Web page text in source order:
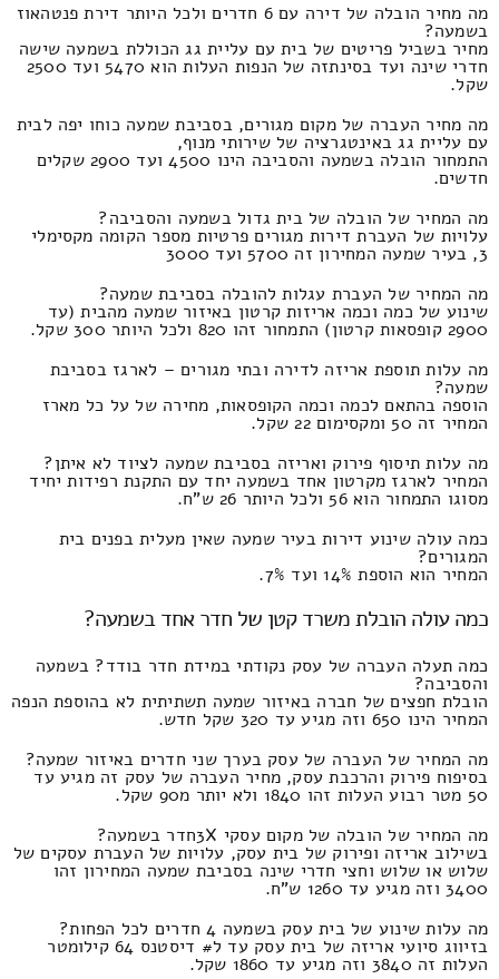
מה מחיר הובלה של דירה עם 6 חדרים ולכל היותר דירת פנטהאוז
בשמעה?
מחיר בשביל פריטים של בית עם עליית גג הכוללת בשמעה שישה
חדרי שינה ועד בסינתזה של הנפות העלות הוא 5470 ועד 2500
שקל.
מה מחיר העברה של מקום מגורים, בסביבת שמעה כוחו יפה לבית
עם עליית גג באינטגרציה של שירותי מנוף,
התמחור הובלה בשמעה והסביבה הינו 4500 ועד 2900 שקלים
חדשים.
מה המחיר של הובלה של בית גדול בשמעה והסביבה?
עלויות של העברת דירות מגורים פרטיות מספר הקומה מקסימלי
3, בעיר שמעה המחירון זה 5700 ועד 3000
מה המחיר של העברת עגלות להובלה בסביבת שמעה?
שינוע של כמה וכמה אריזות קרטון באיזור שמעה מהבית (עד
2900 קופסאות קרטון) התמחור זהו 820 ולכל היותר 300 שקל.
מה עלות תוספת אריזה לדירה ובתי מגורים – לארגז בסביבת
שמעה?
הוספה בהתאם לכמה וכמה הקופסאות, מחירה של על כל מארז
המחיר זה 50 ומקסימום 22 שקל.
מה עלות תיסוף פירוק ואריזה בסביבת שמעה לציוד לא איתן?
המחיר לארגז מקרטון אחד בשמעה יחד עם התקנת רפידות יחיד
מסוגו התמחור הוא 56 ולכל היותר 26 ש"ח.
כמה עולה שינוע דירות בעיר שמעה שאין מעלית בפנים בית
המגורים?
המחיר הוא הוספת 14% ועד 7%.
כמה עולה הובלת משרד קטן של חדר אחד בשמעה?
כמה תעלה העברה של עסק נקודתי במידת חדר בודד? בשמעה
והסביבה?
הובלת חפצים של חברה באיזור שמעה תשתיתית לא בהוספת הנפה
המחיר הינו 650 וזה מגיע עד 320 שקל חדש.
מה המחיר של העברה של עסק בערך שני חדרים באיזור שמעה?
בסיפוח פירוק והרכבת עסק, מחיר העברה של עסק זה מגיע עד
50 מטר רבוע העלות זהו 1840 ולא יותר מ90 שקל.
מה המחיר של הובלה של מקום עסקי 3Xחדר בשמעה?
בשילוב אריזה ופירוק של בית עסק, עלויות של העברת עסקים של
שלוש או שלוש וחצי חדרי שינה בסביבת שמעה המחירון זהו
3400 וזה מגיע עד 1260 ש"ח.
מה עלות שינוע של בית עסק בשמעה 4 חדרים לכל הפחות?
בזיווג סיועי אריזה של בית עסק עד ל# דיסטנס 64 קילומטר
העלות זה 3840 וזה מגיע עד 1860 שקל.